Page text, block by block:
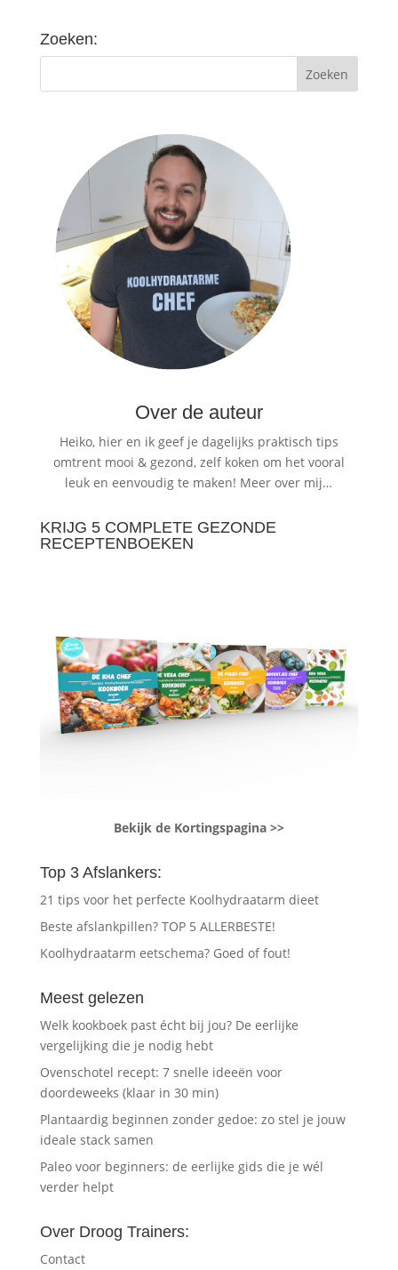
Zoeken:
Over de auteur
Heiko, hier en ik geef je dagelijks praktisch tips
omtrent mooi & gezond, zelf koken om het vooral
leuk en eenvoudig te maken! Meer over mij…
KRIJG 5 COMPLETE GEZONDE
RECEPTENBOEKEN
Bekijk de Kortingspagina >>
Top 3 Afslankers:
21 tips voor het perfecte Koolhydraatarm dieet
Beste afslankpillen? TOP 5 ALLERBESTE!
Koolhydraatarm eetschema? Goed of fout!
Meest gelezen
Welk kookboek past écht bij jou? De eerlijke
vergelijking die je nodig hebt
Ovenschotel recept: 7 snelle ideeën voor
doordeweeks (klaar in 30 min)
Plantaardig beginnen zonder gedoe: zo stel je jouw
ideale stack samen
Paleo voor beginners: de eerlijke gids die je wél
verder helpt
Over Droog Trainers:
Contact